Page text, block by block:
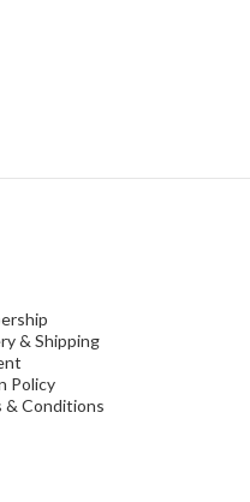
& Shipping
Policy
& Conditions